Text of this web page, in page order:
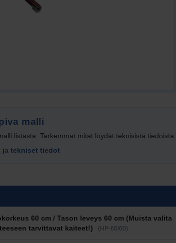
malli
listasta. Tarkemmat mitat löydät teknisistä tiedoista.
ja tekniset tiedot
60 cm / Tason leveys 60 cm (Muista valita
tarvittavat kaiteet!)
(HP-60/60)